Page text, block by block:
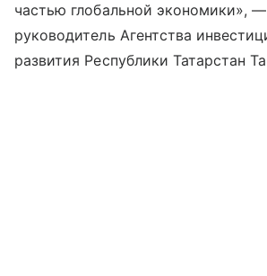
частью глобальной экономики»,
руководитель Агентства
развития Республики Татарстан